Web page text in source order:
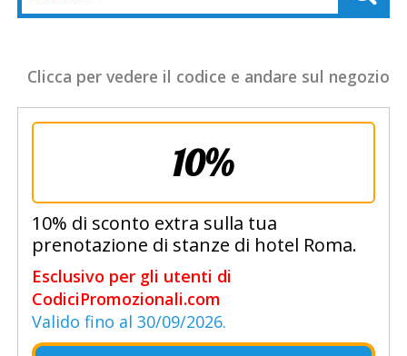
Clicca per vedere il codice e andare sul negozio
10%
10% di sconto extra sulla tua
prenotazione di stanze di hotel Roma.
Esclusivo per gli utenti di
CodiciPromozionali.com
Valido fino al 30/09/2026.